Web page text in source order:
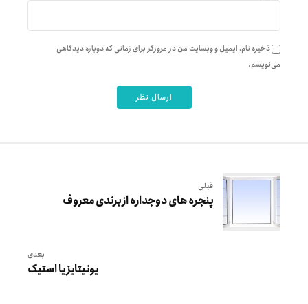
ذخیره نام، ایمیل و وبسایت من در مرورگر برای زمانی که دوباره دیدگاهی
می‌نویسم.
ارسال نظر
قبلی
پنجره های دوجداره از برندی معروف
بعدی
یونیتایز یا استیک